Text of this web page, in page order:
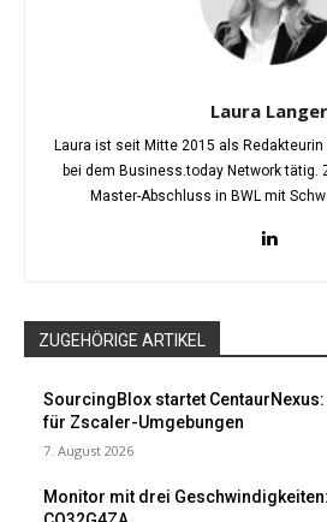
Laura Langer
Laura ist seit Mitte 2015 als
bei dem Business.today Network tätig.
Master-Abschluss in BWL mit
ZUGEHÖRIGE ARTIKEL
SourcingBlox startet
für Zscaler-Umgebungen
7. August 2026
Monitor mit drei Geschwindigkeiten: